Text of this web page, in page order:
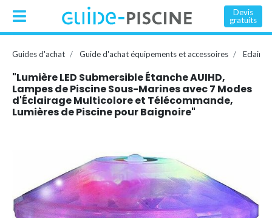
Devis
gratuits
Guides d'achat Guide d'achat équipements et accessoires
"Lumière LED Submersible Étanche AUIHD,
Lampes de Piscine Sous-Marines avec 7 Modes
d'Éclairage Multicolore et Télécommande,
Lumières de Piscine pour Baignoire"